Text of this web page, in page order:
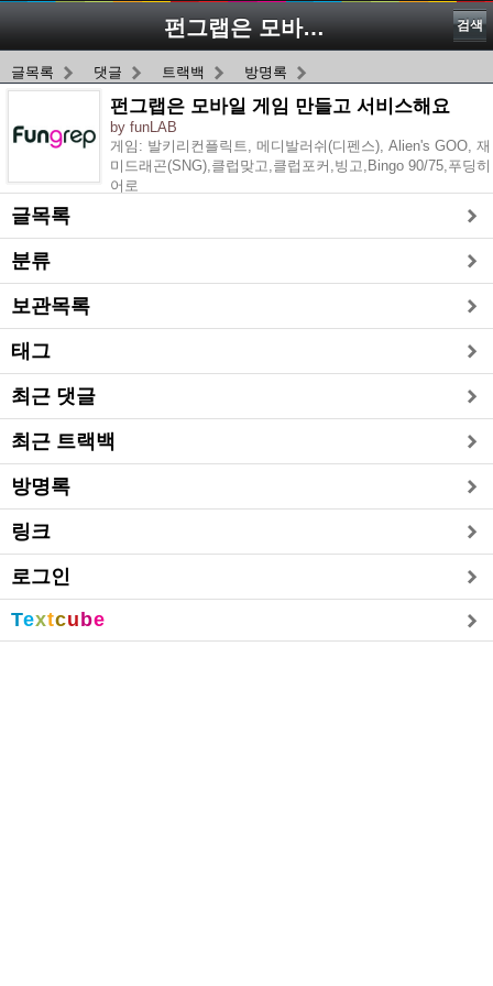
펀그랩은 모바일 게임 만들고... 검색
글목록 댓글 트랙백 방명록
펀그랩은 모바일 게임 만들고 서비스해요
by funLAB
게임: 발키리컨플릭트, 메디발러쉬(디펜스), Alien's GOO, 재
미드래곤(SNG),클럽맞고,클럽포커,빙고,Bingo 90/75,푸딩히
어로
글목록
분류
보관목록
태그
최근 댓글
최근 트랙백
방명록
링크
로그인
Textcu be